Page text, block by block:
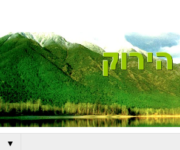
▼